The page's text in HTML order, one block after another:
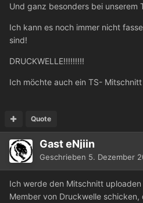
Und ganz besonders bei unserem
Ich kann es noch immer nicht
sind!
DRUCKWELLE!!!!!!!!!
Ich möchte auch ein TS-
Quote
Gast eNjiin
Geschrieben 5. Dezember
Ich werde den Mitschnitt
Member von Druckwelle